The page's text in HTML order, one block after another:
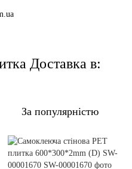
Доставка в:
За популярністю